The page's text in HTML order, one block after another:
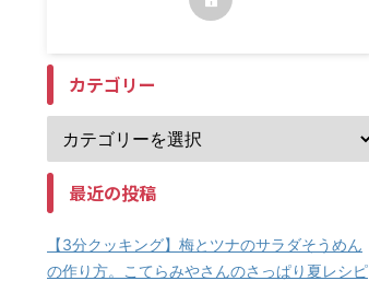
カテゴリー
最近の投稿
【3分クッキング】梅とツナのサラダそうめん
の作り方。こてらみやさんのさっぱり夏レシピ